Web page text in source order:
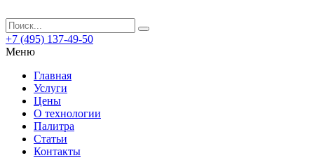
+7 (495) 137-49-50
Меню
Главная
Услуги
Цены
О технологии
Палитра
Статьи
Контакты